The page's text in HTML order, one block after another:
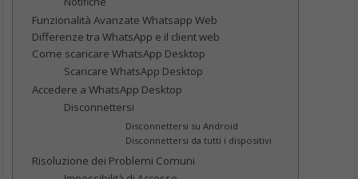
Messaggistica
Al centro di WhatsApp Web c’è ovviamente la messaggistica
istantanea. Puoi inviare e ricevere messaggi di testo, immagini,
video, documenti e altro ancora, esattamente come nell’app per
dispositivi mobili. La chat è sincronizzata in tempo reale, quindi
puoi passare senza problemi tra dispositivi.
Chiamate Vocali e Video